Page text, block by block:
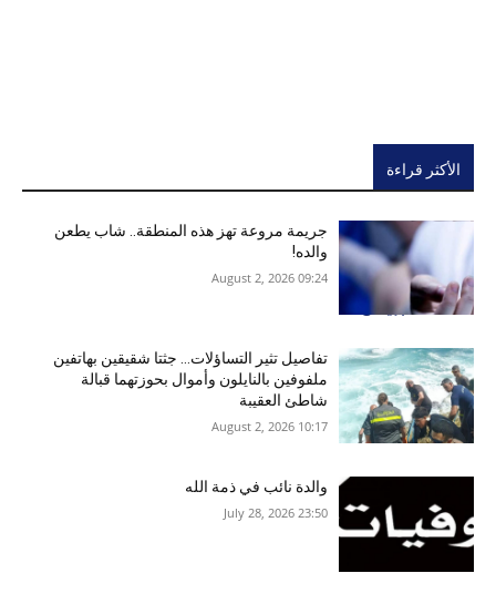
الأكثر قراءة
جريمة مروعة تهز هذه المنطقة.. شاب يطعن
والده!
09:24 2026 ,August 2
تفاصيل تثير التساؤلات… جثتا شقيقين بهاتفين
ملفوفين بالنايلون وأموال بحوزتهما قبالة
شاطئ العقيبة
10:17 2026 ,August 2
والدة نائب في ذمة الله
23:50 2026 ,July 28